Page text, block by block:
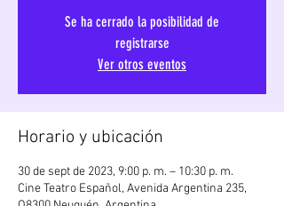
Se ha cerrado la posibilidad de
registrarse
Ver otros eventos
Horario y ubicación
30 de sept de 2023, 9:00 p. m. – 10:30 p. m.
Cine Teatro Español, Avenida Argentina 235,